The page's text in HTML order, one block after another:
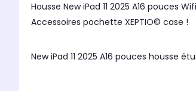
Housse New iPad 11 2025 A16 pouces Wifi - 4G/LTE 5G Cuir PU rotative bleue navy - Etui coque de protection rotation 360 degrés tablette Nouvel New iPad 11 2025 A16 pouces -
Accessoires pochette XEPTIO© case !
New iPad 11 2025 A16